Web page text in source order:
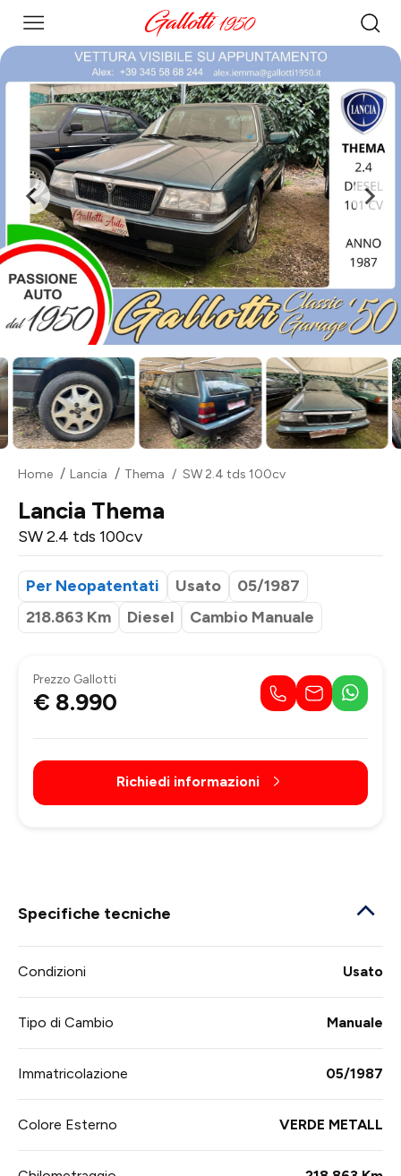
Home Lancia Thema SW 2.4 tds 100cv
Lancia Thema
SW 2.4 tds 100cv
Per Neopatentati Usato
05/1987
218.863 Km
Diesel Cambio Manuale
Prezzo Gallotti
€ 8.990
Richiedi informazioni
Specifiche tecniche
Condizioni Usato
Tipo di Cambio Manuale
Immatricolazione 05/1987
Colore Esterno VERDE METALL